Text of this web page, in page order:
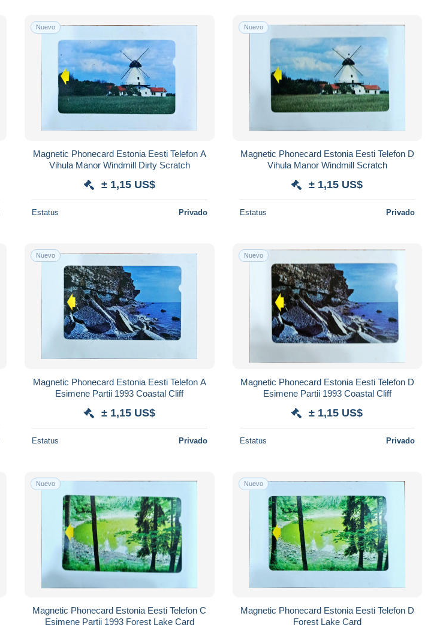
Nuevo
Magnetic Phonecard Estonia Eesti Telefon A
Vihula Manor Windmill Dirty Scratch
± 1,15 US$
Estatus Privado
Nuevo
Magnetic Phonecard Estonia Eesti Telefon D
Vihula Manor Windmill Scratch
± 1,15 US$
Estatus Privado
Nuevo
Magnetic Phonecard Estonia Eesti Telefon A
Esimene Partii 1993 Coastal Cliff
± 1,15 US$
Estatus Privado
Nuevo
Magnetic Phonecard Estonia Eesti Telefon D
Esimene Partii 1993 Coastal Cliff
± 1,15 US$
Estatus Privado
Nuevo
Magnetic Phonecard Estonia Eesti Telefon C
Esimene Partii 1993 Forest Lake Card
Nuevo
Magnetic Phonecard Estonia Eesti Telefon D
Forest Lake Card